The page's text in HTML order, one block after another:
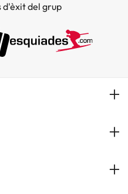
del grup